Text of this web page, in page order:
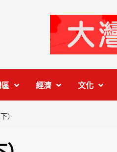
經濟 文化
）